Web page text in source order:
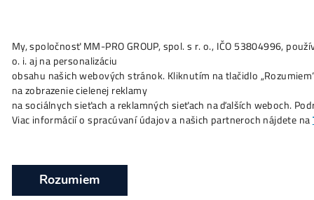
Ako toFunguje? Oplatí saŤažba? Zisky TU
Kryptomeny čelia prvej globálnej kríze
likvidity
❯
30/03/2026
My, spoločnosť MM-PRO GROUP, spol. s r. o., IČO
o. i. aj na personalizáciu
obsahu našich webových stránok. Kliknutím na tlačidlo
na zobrazenie cielenej reklamy
na sociálnych sieťach a reklamných sieťach na ďalších